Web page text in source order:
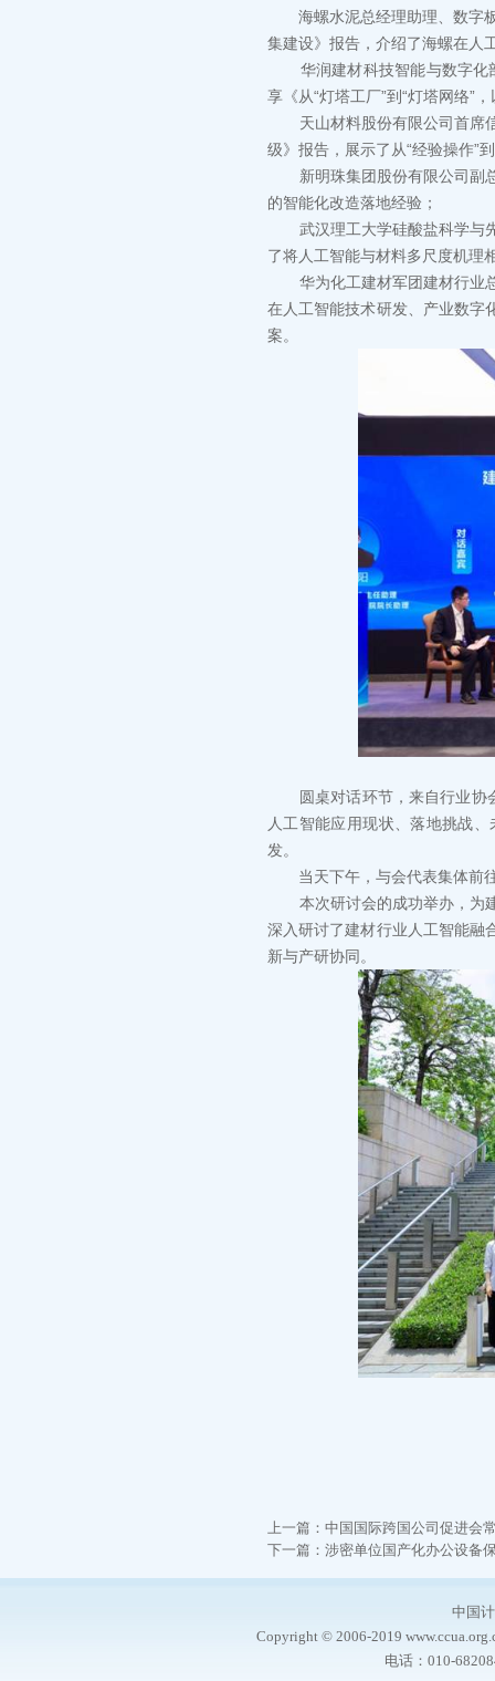
海螺水泥总经理助理、数字板
集建设》报告，介绍了海螺在人
华润建材科技智能与数字化部
享《从“灯塔工厂”到“灯塔网络”
天山材料股份有限公司首席信
级》报告，展示了从“经验操作”
新明珠集团股份有限公司副总
的智能化改造落地经验；
武汉理工大学硅酸盐科学与先
了将人工智能与材料多尺度机理
华为化工建材军团建材行业总
在人工智能技术研发、产业数字
案。
圆桌对话环节，来自行业协会
人工智能应用现状、落地挑战
发。
当天下午，与会代表集体前
本次研讨会的成功举办，为建
深入研讨了建材行业人工智能融
新与产研协同。
上一篇： 中国国际跨国公司促进会
下一篇： 涉密单位国产化办公设备
中国
Copyright © 2006-2019
电话：010-